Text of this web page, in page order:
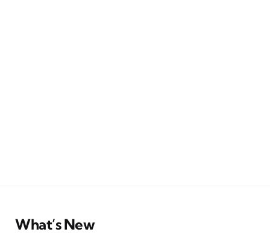
What’s New